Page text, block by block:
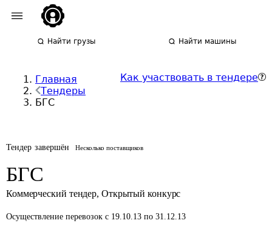
Найти грузы Найти машины
Главная
Тендеры
БГС
Как участвовать в тендере
Тендер завершён Несколько поставщиков
БГС
Коммерческий тендер, Открытый конкурс
Осуществление перевозок с 19.10.13 по 31.12.13